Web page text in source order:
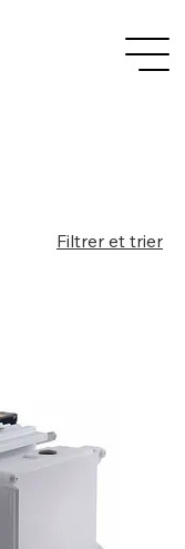
Filtrer et trier